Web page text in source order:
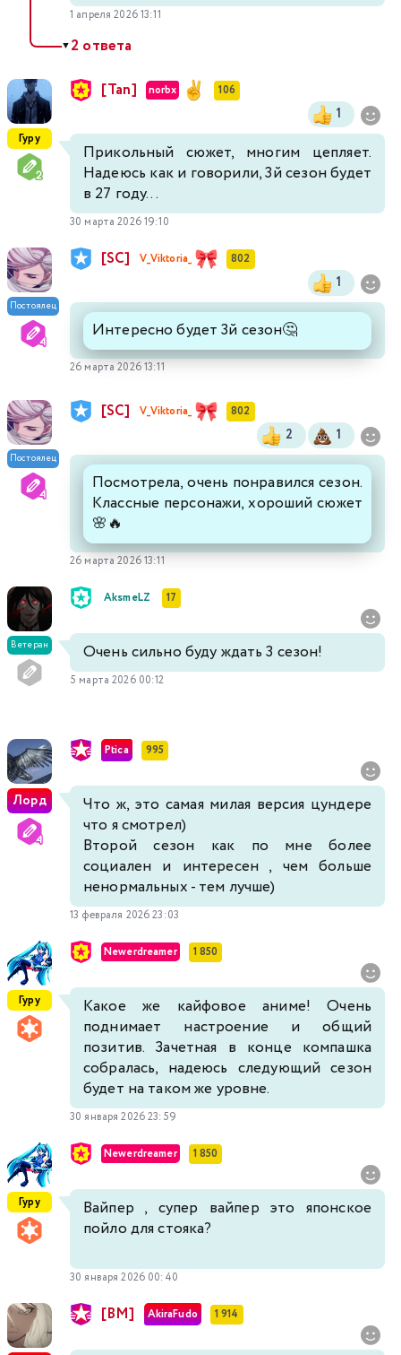
1 апреля 2026 13:11
▼2 ответа
Гуру
[Tan] norbx 106
1
Прикольный сюжет, многим цепляет.
Надеюсь как и говорили, 3й сезон будет
в 27 году...
30 марта 2026 19:10
Постоялец
[SC] V_Viktoria_ 802
1
Интересно будет 3й сезон🤔
26 марта 2026 13:11
Постоялец
[SC] V_Viktoria_ 802
2 1
Посмотрела, очень понравился сезон.
Классные персонажи, хороший сюжет
🌸🔥
26 марта 2026 13:11
Ветеран
AksmeLZ 17
Очень сильно буду ждать 3 сезон!
5 марта 2026 00:12
Лорд
Ptica 995
Что ж, это самая милая версия цундере
что я смотрел)
Второй сезон как по мне более
социален и интересен , чем больше
ненормальных - тем лучше)
13 февраля 2026 23:03
Гуру
Newerdreamer 1 850
Какое же кайфовое аниме! Очень
поднимает настроение и общий
позитив. Зачетная в конце компашка
собралась, надеюсь следующий сезон
будет на таком же уровне.
30 января 2026 23:59
Гуру
Newerdreamer 1 850
Вайпер , супер вайпер это японское
пойло для стояка?
30 января 2026 00:40
[BM] AkiraFudo 1 914